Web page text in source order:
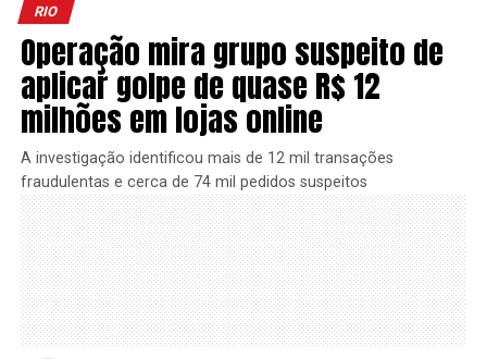
RIO
Operação mira grupo suspeito de
aplicar golpe de quase R$ 12
milhões em lojas online
A investigação identificou mais de 12 mil transações
fraudulentas e cerca de 74 mil pedidos suspeitos